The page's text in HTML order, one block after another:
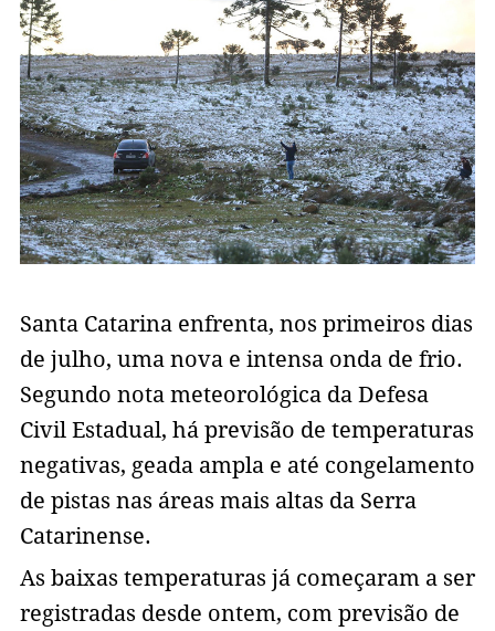
Santa Catarina enfrenta, nos primeiros dias
de julho, uma nova e intensa onda de frio.
Segundo nota meteorológica da Defesa
Civil Estadual, há previsão de temperaturas
negativas, geada ampla e até congelamento
de pistas nas áreas mais altas da Serra
Catarinense.
As baixas temperaturas já começaram a ser
registradas desde ontem, com previsão de